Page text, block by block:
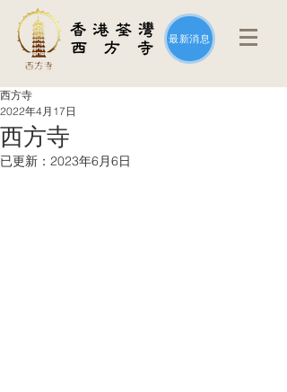
最新消息
西方寺
西方寺
2022年4月17日
已更新： 2023年6月6日